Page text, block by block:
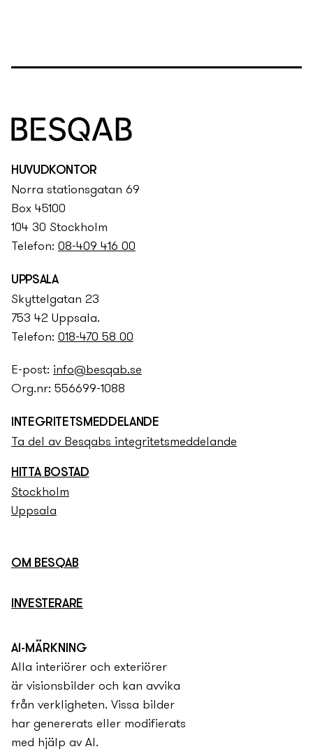
HUVUDKONTOR
Norra stationsgatan 69
Box 45100
104 30 Stockholm
Telefon: 08-409 416 00
UPPSALA
Skyttelgatan 23
753 42 Uppsala.
Telefon: 018-470 58 00
E-post: info@besqab.se
Org.nr: 556699-1088
INTEGRITETS­­MEDDELANDE
Ta del av Besqabs integritets­­meddelande
HITTA BOSTAD
Stockholm
Uppsala
OM BESQAB
INVESTERARE
AI-MÄRKNING
Alla interiörer och exteriörer
är visionsbilder och kan avvika
från verkligheten. Vissa bilder
har genererats eller modifierats
med hjälp av AI.